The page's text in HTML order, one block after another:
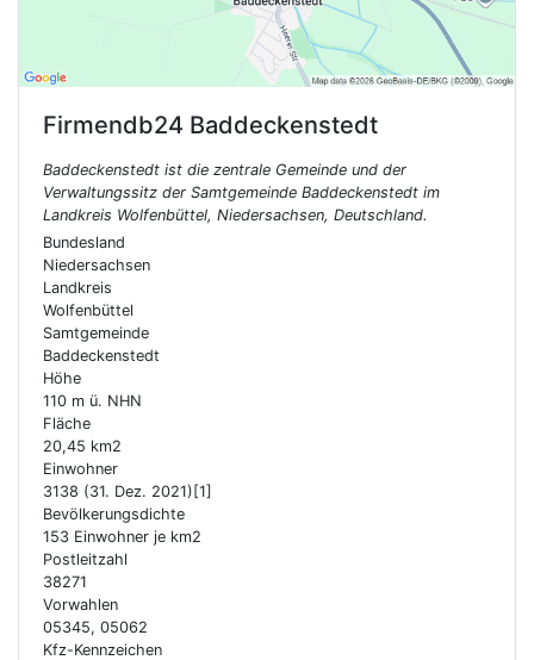
Firmendb24 Baddeckenstedt
Baddeckenstedt ist die zentrale Gemeinde und der
Verwaltungssitz der Samtgemeinde Baddeckenstedt im
Landkreis Wolfenbüttel, Niedersachsen, Deutschland.
Bundesland
Niedersachsen
Landkreis
Wolfenbüttel
Samtgemeinde
Baddeckenstedt
Höhe
110 m ü. NHN
Fläche
20,45 km2
Einwohner
3138 (31. Dez. 2021)[1]
Bevölkerungsdichte
153 Einwohner je km2
Postleitzahl
38271
Vorwahlen
05345, 05062
Kfz-Kennzeichen